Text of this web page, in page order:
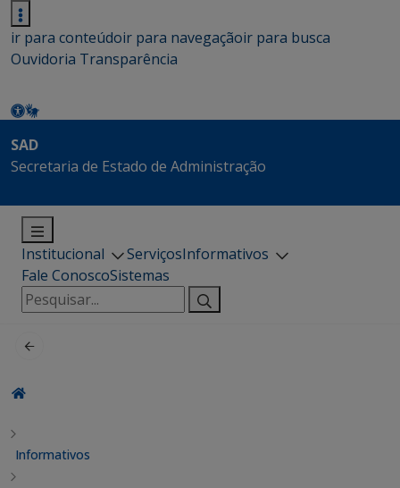
ir para conteúdoir para navegaçãoir para busca
Ouvidoria Transparência
SAD
Secretaria de Estado de Administração
Institucional ServiçosInformativos
Fale ConoscoSistemas
Pesquisar
por:
Informativos